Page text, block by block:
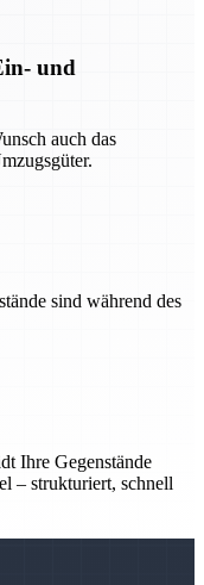
und
auch das
sind während des
Ihre Gegenstände
– strukturiert, schnell